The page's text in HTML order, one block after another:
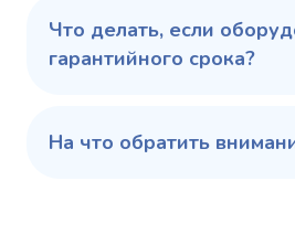
Что делать, если
гарантийного срока?
На что обратить